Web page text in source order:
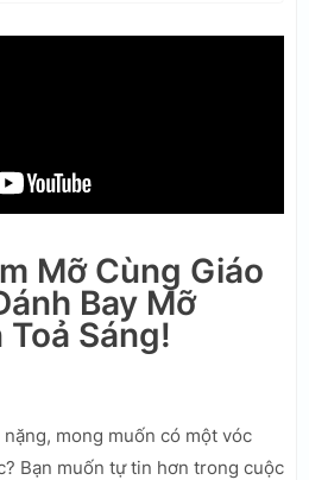
Mỡ Cùng Giáo
Bay Mỡ
Sáng!
mong muốn có một vóc
Bạn muốn tự tin hơn trong cuộc